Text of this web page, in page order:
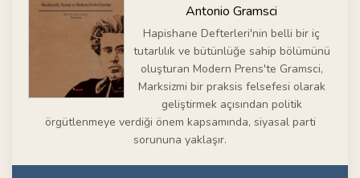
Antonio Gramsci
Hapishane Defterleri'nin belli bir iç
tutarlılık ve bütünlüğe sahip bölümünü
oluşturan Modern Prens'te Gramsci,
Marksizmi bir praksis felsefesi olarak
geliştirmek açısından politik
örgütlenmeye verdiği önem kapsamında, siyasal parti
sorununa yaklaşır.